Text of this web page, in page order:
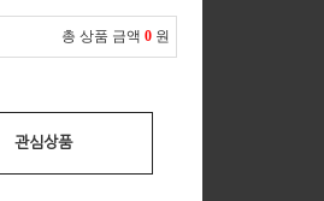
총 상품 금액 0 원
관심상품